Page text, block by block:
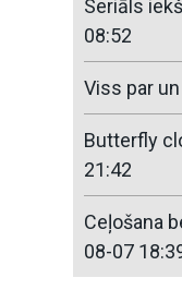
Seriāls
08:52
Viss par
Butterfly
21:42
Ceļošana
08-07